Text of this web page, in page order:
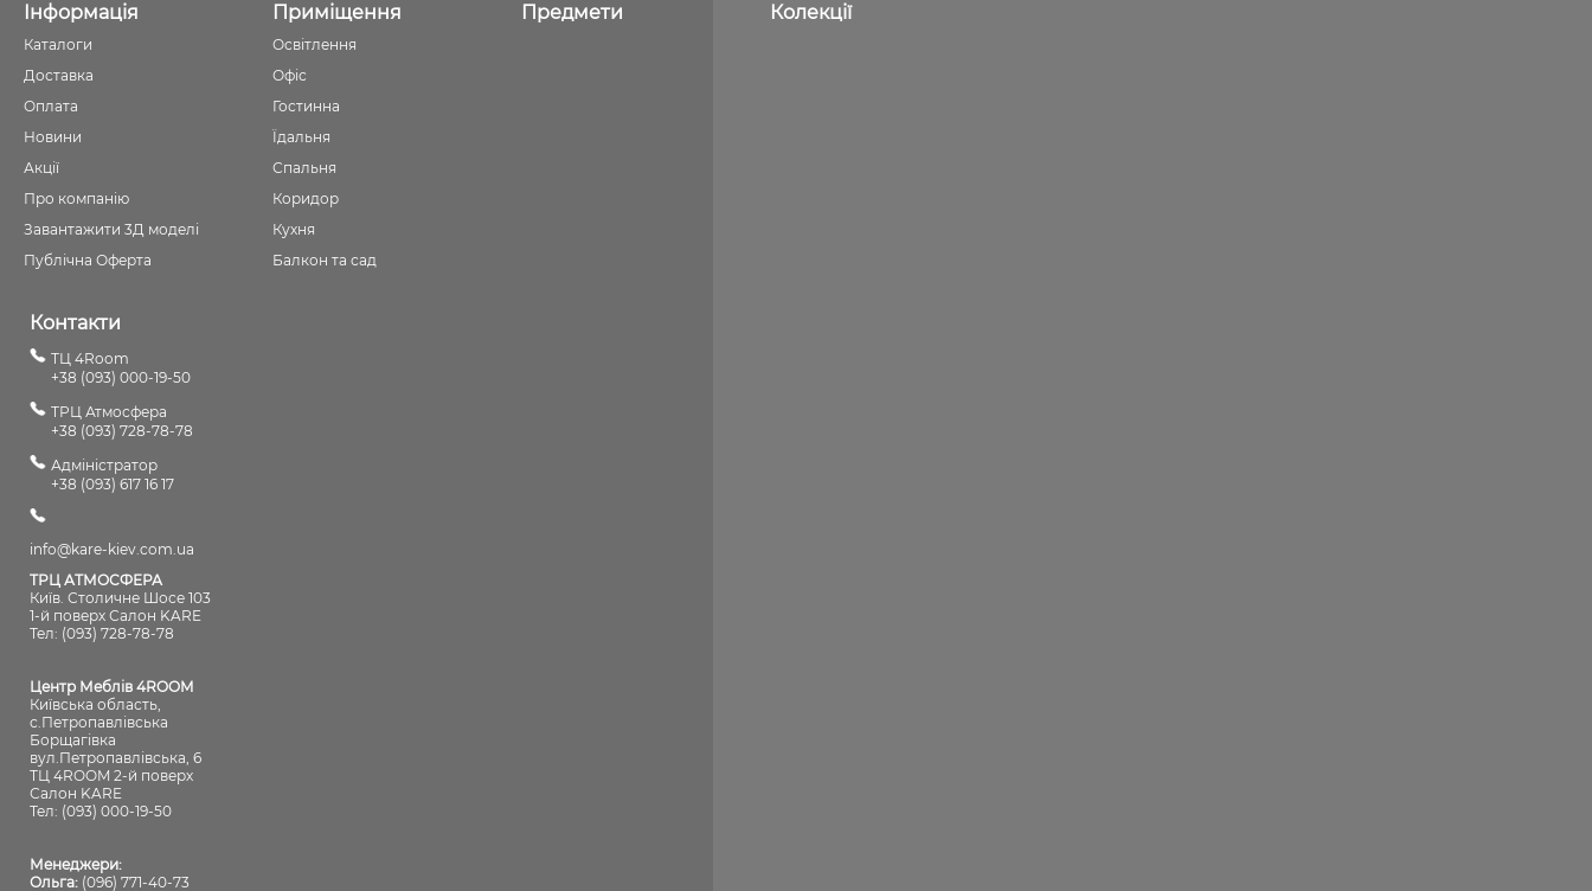
Інформація
Каталоги
Доставка
Оплата
Новини
Акції
Про компанію
Завантажити 3Д моделі
Публічна Оферта
Контакти
ТЦ 4Room
+38 (093) 000-19-50
ТРЦ Атмосфера
+38 (093) 728-78-78
Адміністратор
+38 (093) 617 16 17
info@kare-kiev.com.ua
ТРЦ АТМОСФЕРА
Київ. Столичне Шосе 103
1-й поверх Салон KARE
Тел: (093) 728-78-78
Центр Меблів 4ROOM
Київська область,
с.Петропавлівська
Борщагівка
вул.Петропавлівська, 6
ТЦ 4ROOM 2-й поверх
Салон KARE
Тел: (093) 000-19-50
Менеджери:
Ольга: (096) 771-40-73
Приміщення
Освітлення
Офіс
Гостинна
Їдальня
Спальня
Коридор
Кухня
Балкон та сад
Предмети Колекції